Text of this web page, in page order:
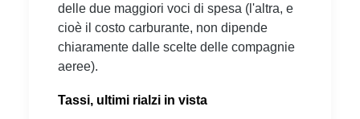
delle due maggiori voci di spesa (l'altra, e
cioè il costo carburante, non dipende
chiaramente dalle scelte delle compagnie
aeree).
Tassi, ultimi rialzi in vista